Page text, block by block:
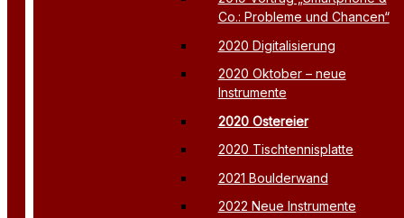
Co.: Probleme und Chancen“
2020 Digitalisierung
2020 Oktober – neue
Instrumente
2020 Ostereier
2020 Tischtennisplatte
2021 Boulderwand
2022 Neue Instrumente